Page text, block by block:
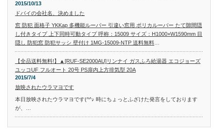
2015/10/13
ドバイの会社名、決めました
窓 防犯 面格子 YKKap 多機能ルーバー 引違い窓用 ポリカルーバー たて隙間隠
し付きタイプ 上下同時可動タイプ 呼称：15009 サイズ：H1000×W1590mm 目
隠し 防犯窓 防犯サッシ 壁付け 1MG-15009-NTP 送料無料
【全品送料無料!】▲[RUF-SE2000AU]リンナイ ガスふろ給湯器 エコジョーズ
ユッコUF フルオート 20号 PS扉内上方排気型 20A
2015/7/4
放映されたウラマヨです
本日放映されたウラマヨです(^^♪ 時にちょっとふざけた発言をしております
が、…